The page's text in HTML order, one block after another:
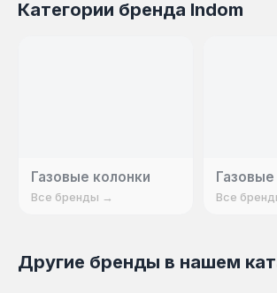
Категории бренда Indom
Газовые колонки
Все бренды → Все
Другие бренды в нашем